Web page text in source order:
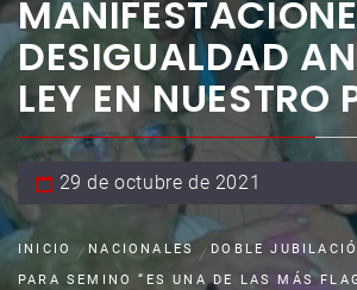
DESIGUALDAD
LEY EN NUESTRO
29 de octubre de 2021
INICIO NACIONALES
DOBLE
PARA SEMINO “ES UNA DE LAS MÁS